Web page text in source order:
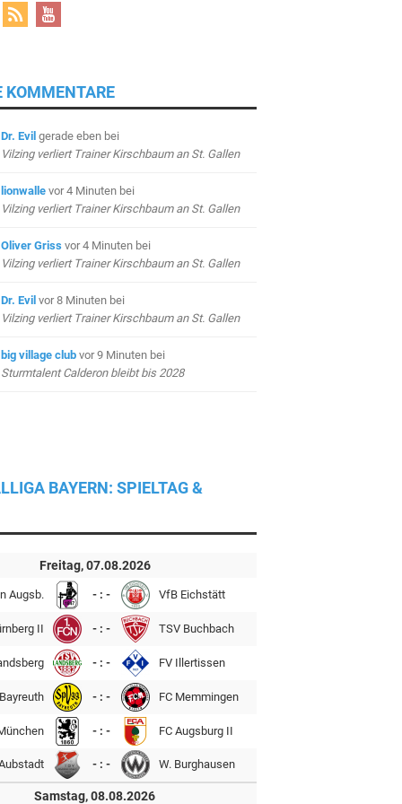
KOMMENTARE
Dr. Evil gerade ebenbei
Vilzing verliert Trainer Kirschbaum an St. Gallen
lionwalle vor 4 Minuten bei
Vilzing verliert Trainer Kirschbaum an St. Gallen
Oliver Griss vor 4 Minuten bei
Vilzing verliert Trainer Kirschbaum an St. Gallen
Dr. Evil vor 8 Minuten bei
Vilzing verliert Trainer Kirschbaum an St. Gallen
big village club vor 9 Minuten bei
Sturmtalent Calderon bleibt bis 2028
BAYERN: SPIELTAG &
Freitag, 07.08.2026
Augsb. - : - VfB Eichstätt
II - : - TSV Buchbach
- : - FV Illertissen
- : - FC Memmingen
- : - FC Augsburg II
- : - W. Burghausen
Samstag, 08.08.2026